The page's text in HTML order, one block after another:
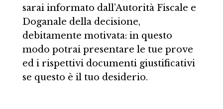
sarai informato dall’Autorità Fiscale e
Doganale della decisione,
debitamente motivata: in questo
modo potrai presentare le tue prove
ed i rispettivi documenti giustificativi
se questo è il tuo desiderio.